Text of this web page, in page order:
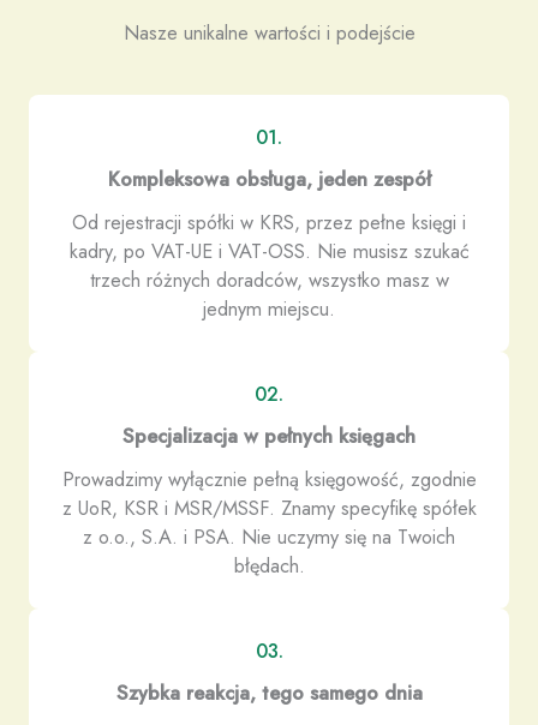
Nasze unikalne wartości i podejście
01.
Kompleksowa obsługa, jeden zespół
Od rejestracji spółki w KRS, przez pełne księgi i
kadry, po VAT-UE i VAT-OSS. Nie musisz szukać
trzech różnych doradców, wszystko masz w
jednym miejscu.
02.
Specjalizacja w pełnych księgach
Prowadzimy wyłącznie pełną księgowość, zgodnie
z UoR, KSR i MSR/MSSF. Znamy specyfikę spółek
z o.o., S.A. i PSA. Nie uczymy się na Twoich
błędach.
03.
Szybka reakcja, tego samego dnia